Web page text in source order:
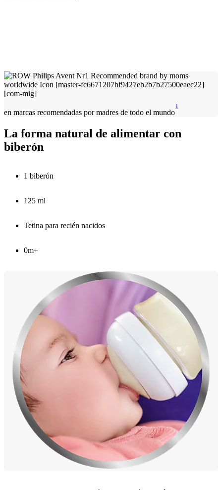
en marcas recomendadas por madres de todo el mundo
1
La forma natural de alimentar con
biberón
1 biberón
125 ml
Tetina para recién nacidos
0m+